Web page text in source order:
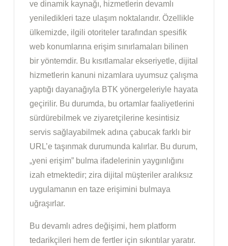
ve dinamik kaynağı, hizmetlerin devamlı
yeniledikleri taze ulaşım noktalarıdır. Özellikle
ülkemizde, ilgili otoriteler tarafından spesifik
web konumlarına erişim sınırlamaları bilinen
bir yöntemdir. Bu kısıtlamalar ekseriyetle, dijital
hizmetlerin kanuni nizamlara uyumsuz çalışma
yaptığı dayanağıyla BTK yönergeleriyle hayata
geçirilir. Bu durumda, bu ortamlar faaliyetlerini
sürdürebilmek ve ziyaretçilerine kesintisiz
servis sağlayabilmek adına çabucak farklı bir
URL’e taşınmak durumunda kalırlar. Bu durum,
„yeni erişim” bulma ifadelerinin yaygınlığını
izah etmektedir; zira dijital müşteriler aralıksız
uygulamanın en taze erişimini bulmaya
uğraşırlar.
Bu devamlı adres değişimi, hem platform
tedarikçileri hem de fertler için sıkıntılar yaratır.